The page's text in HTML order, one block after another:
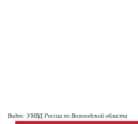
Видео: УМВД России по Вологодской области